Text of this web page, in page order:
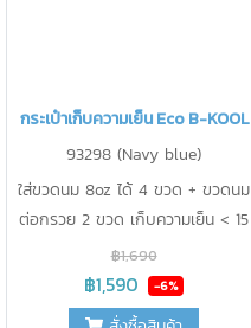
กระเป๋าเก็บความเย็น Eco B-KOOL
93298 (Navy blue)
ใส่ขวดนม 8oz ได้ 4 ขวด + ขวดนม
ต่อกรวย 2 ขวด เก็บความเย็น < 15
องศา นาน 16 ชม.
฿1,690
฿1,590 -6%